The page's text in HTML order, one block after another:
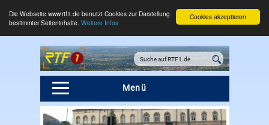
Cookies akzeptieren
Die Webseite www.rtf1.de benutzt Cookies zur Darstellung
bestimmter Seiteninhalte. Weitere Infos
Menü